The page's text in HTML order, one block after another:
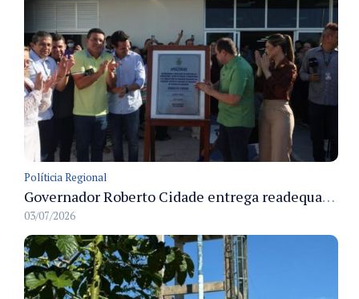
Políticia Regional
Governador Roberto Cidade entrega readequação do ambulatório da FCecon e amplia capacidade de atendimento oncológico em Manaus
03/07/2026